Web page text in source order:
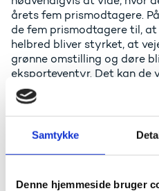
Samtykke
Denne hjemmeside bruger
årets fem prismodtagere.
de fem prismodtagere til, at
helbred bliver styrket, at
grønne omstilling og døre
eksporteventyr. Det kan de
vi fejre, siger
Jesper Petersen.
De fem forskere modtager
anerkendelse af det
forskning har af betydning
forskningsaktiviteter, mens